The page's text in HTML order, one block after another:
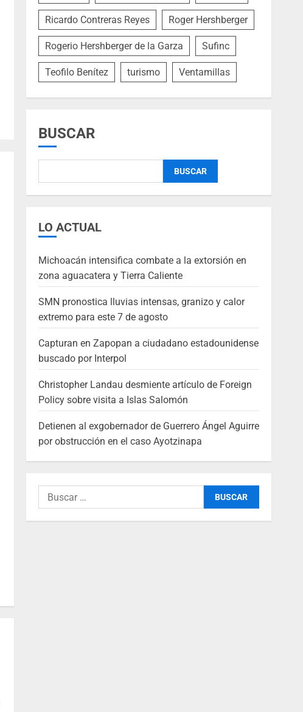
Ricardo Contreras Reyes Roger Hershberger
Rogerio Hershberger de la Garza Sufinc
Teofilo Benítez turismo Ventamillas
BUSCAR
BUSCAR
LO ACTUAL
Michoacán intensifica combate a la extorsión en
zona aguacatera y Tierra Caliente
SMN pronostica lluvias intensas, granizo y calor
extremo para este 7 de agosto
Capturan en Zapopan a ciudadano estadounidense
buscado por Interpol
Christopher Landau desmiente artículo de Foreign
Policy sobre visita a Islas Salomón
Detienen al exgobernador de Guerrero Ángel Aguirre
por obstrucción en el caso Ayotzinapa